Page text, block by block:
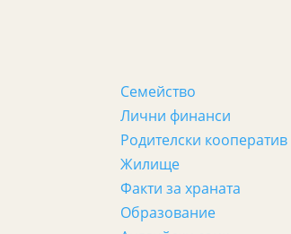
Семейство
Лични финанси
Родителски кооператив
Жилище
Факти за храната
Образование